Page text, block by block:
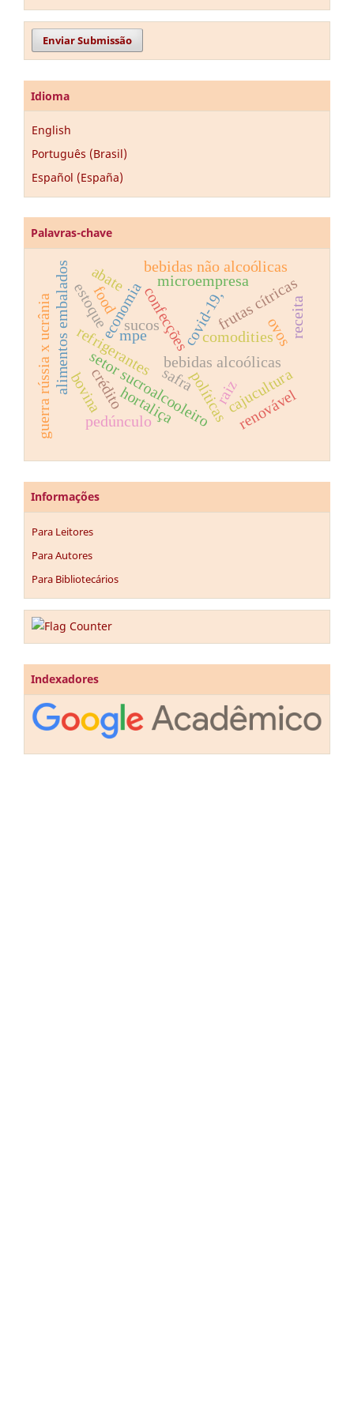
Enviar Submissão
Idioma
English
Português (Brasil)
Español (España)
Palavras-chave
economiaconfecçõescovid-19,
bebidas alcoólicas
sucos
refrigerantes
setor sucroalcooleiro
crédito
alimentos embalados
hortaliça
comodities
políticas
pedúnculo
cajucultura
frutas cítricas
microempresa
bovina renovável
bebidas não alcoólicas
safra
estoque
guerra rússia x ucrânia ovos
mpe
food receita
abate
raiz
Informações
Para Leitores
Para Autores
Para Bibliotecários
Indexadores